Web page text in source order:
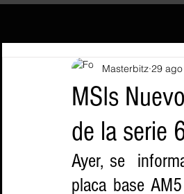
MSIs
de la serie
Masterbitz 29
Ayer, se
placa base